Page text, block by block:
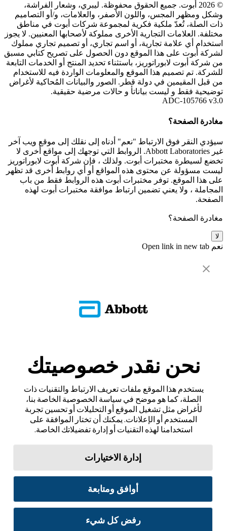
© 2026 أبوت. جميع الحقوق محفوظة. ليبري، وشعار الفراشة،
وشكل ومظهر المجس، واللون الأصفر، والعلامات، و/أو التصاميم
ذات الصلة، تُعدّ ملكية فكرية لمجموعة شركات أبوت في مناطق
مختلفة. العلامات التجارية الأخرى مملوكة لأصحابها المعنيين. لا يجوز
استخدام أي علامة تجارية، أو اسم تجاري، أو تصميم تجاري مملوك
لشركة أبوت على هذا الموقع دون الحصول على تصريح كتابي مسبق
من شركة أبوت لابوراتوريز، باستثناء تحديد المنتج أو الخدمات التابعة
للشركة. تم تصميم هذا الموقع والمعلومات الواردة فيه للاستخدام
من قبل المقيمين في دولة قطر. الصور والبيانات المُحاكية لأغراض
توضيحية فقط و ليست بياناتأ و حالات مرضية حقيقية.
ADC-105766 v3.0
مغادرة الصفحة؟
سيؤدي النقر فوق الارتباط "نعم" أدناه إلى نقلك إلى موقع ويب آخر
غير Abbott Laboratories. الروابط التي توجهك إلى مواقع أخرى لا
تخضع لسيطرة مختبرات أبوت. ولذلك ، فإن شركة أبوت لابوراتوريز
ليست مسؤولة عن محتوى هذه المواقع أو أي روابط أخرى قد تظهر
على هذا الموقع. توفر مختبرات أبوت هذه الروابط فقط من باب
المجاملة ، ولا يعني تضمين ارتباط موافقة مختبرات أبوت لهذه
الصفحة.
مغادرة الصفحة؟
لا
نعم Open link in new tab
نحن نقدر خصوصيتك
يستخدم هذا الموقع ملفات تعريف الارتباط والتقنيات ذات
الصلة، كما هو موضح في سياسة الخصوصية الخاصة بنا،
لأغراض مثل تشغيل الموقع أو التحليلات أو تحسين تجربة
المستخدم أو الإعلانات. يمكنك أن تختار الموافقة على
استخدامنا لهذه التقنيات أو إدارة تفضيلاتك الخاصة.
إدارة الاختيارات
أوافق ومتابعة
رفض كل شيء